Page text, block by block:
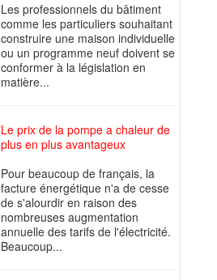
Les professionnels du bâtiment
comme les particuliers souhaitant
construire une maison individuelle
ou un programme neuf doivent se
conformer à la législation en
matière...
Le prix de la pompe a chaleur de
plus en plus avantageux
Pour beaucoup de français, la
facture énergétique n'a de cesse
de s'alourdir en raison des
nombreuses augmentation
annuelle des tarifs de l'électricité.
Beaucoup...